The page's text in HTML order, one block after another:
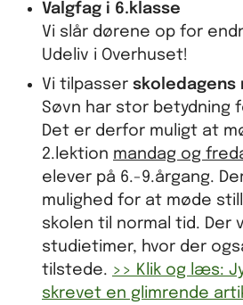
Valgfag i 6.klasse
Vi slår dørene op for
Udeliv i Overhuset!
Vi tilpasser skoledagens
Søvn har stor betydning
Det er derfor muligt at
2.lektion mandag og
elever på 6.-9.årgang.
mulighed for at møde
skolen til normal tid. Der
studietimer, hvor der
tilstede. >> Klik og læs:
skrevet en glimrende